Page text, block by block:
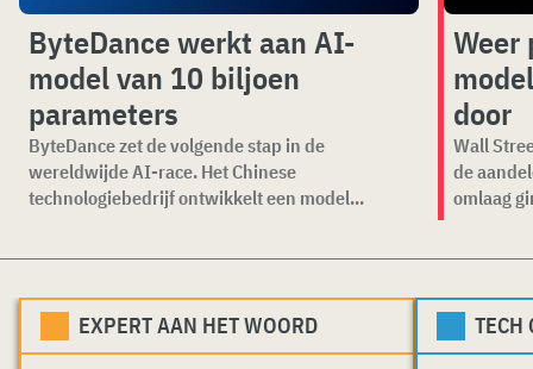
ByteDance werkt aan AI-
model van 10 biljoen
parameters
ByteDance zet de volgende stap in de
wereldwijde AI-race. Het Chinese
technologiebedrijf ontwikkelt een model...
Weer
door
Wall
de
omlaag
EXPERT AAN HET WOORD TECH